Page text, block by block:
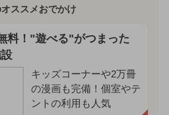
ススメおでかけ
料！"遊べる"がつまった
キッズコーナーや2万冊
の漫画も完備！個室やテ
ントの利用も人気